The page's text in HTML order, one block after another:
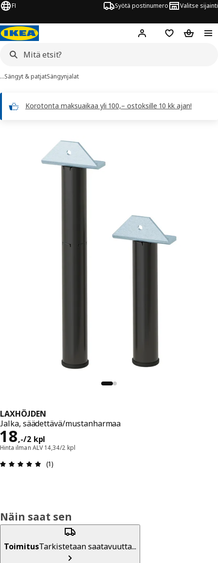
FI Syötä postinumero Valitse sijainti
Hej! Kirjaudu sisään
Suosikit
…Sängyt & patjatSängynjalat
Korotonta maksuaikaa yli 100,– ostoksille 10 kk ajan!
LAXHÖJDEN
Jalka, säädettävä/mustanharmaa
18,-/2 kpl
Hinta 18,-/2 kpl
Hinta ilman ALV 14,34/2 kpl
: 5 / 5 tähteä. Arvostelut yhteensä: 1
(1)
Näin saat sen
ToimitusTarkistetaan saatavuutta...